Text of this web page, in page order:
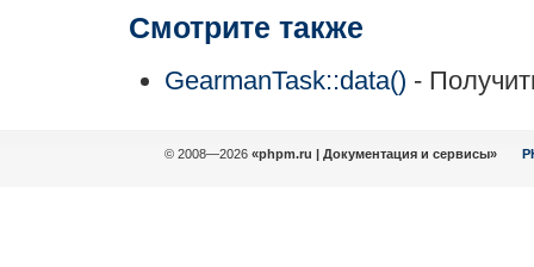
Смотрите также
GearmanTask::data() -
© 2008—2026 «phpm.ru | Документация и сервисы»